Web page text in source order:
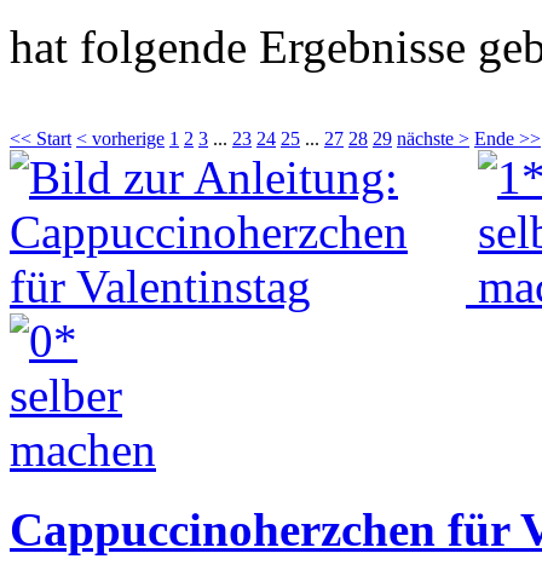
hat folgende Ergebnisse
<< Start < vorherige 1 2 3 ... 23 24 25 ... 27 28 29 nächste > Ende >>
Cappuccinoherzchen für